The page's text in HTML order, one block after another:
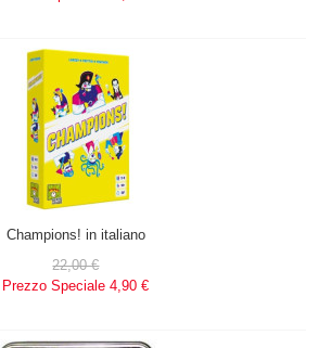
Champions! in italiano
22,00 €
Prezzo Speciale 4,90 €